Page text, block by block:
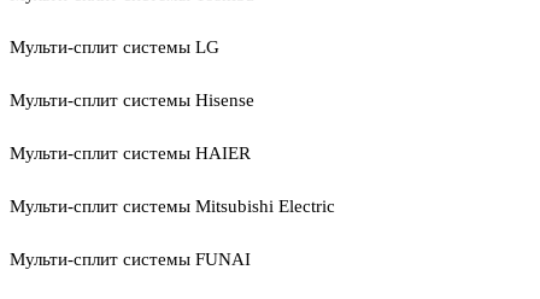
Мульти-сплит системы LG
Мульти-сплит системы Hisense
Мульти-сплит системы HAIER
Мульти-сплит системы Mitsubishi Electric
Мульти-сплит системы FUNAI